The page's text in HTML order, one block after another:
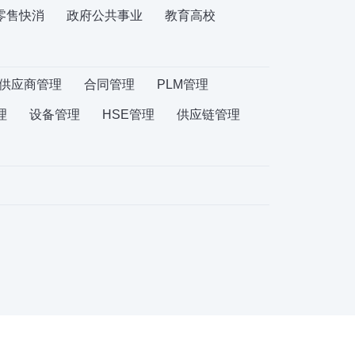
售快消 政府公共事业 教育高校
应商管理 合同管理 PLM管理
设备管理 HSE管理 供应链管理